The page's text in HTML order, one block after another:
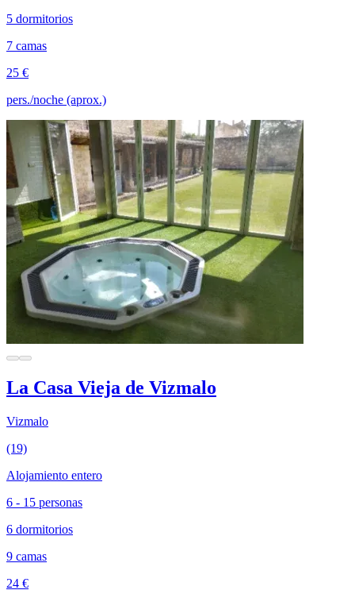
5 dormitorios
7 camas
25 €
pers./noche (aprox.)
La Casa Vieja de Vizmalo
Vizmalo
(19)
Alojamiento entero
6 - 15 personas
6 dormitorios
9 camas
24 €